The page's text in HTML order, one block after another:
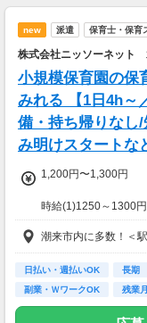
り
new 派遣 保育士・保育
株式会社ニッソーネット
小規模保育園の保
みれる 【1日4h～
備・持ち帰りなし
み明けスタートな
1,200円〜1,300円
時給(1)1250～1300
(1)週40ｈ以上
(2)週40ｈ未満
【月収例】
228800円（時給
潮来市内に多数！＜
日払い・週払いOK 長期
副業・ＷワークOK
残業
フリーター歓迎